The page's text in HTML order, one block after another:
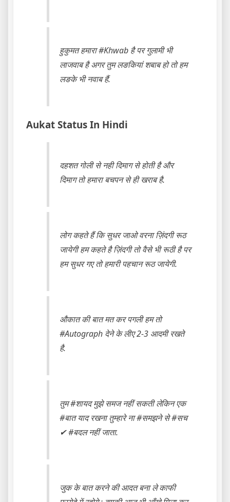
हुकुमत हमारा ‪#Khwab‬ है पर गुलामी भी
‪लाजवाब‬ है अगर तुम लङकियां ‎शबाब‬ हो तो हम
लङके भी ‪नवाब‬ हैं.
Aukat Status In Hindi
दहशत गोली से नही दिमाग से होती है और
दिमाग तो हमारा बचपन से ही खराब है.
लोग कहते हैं कि सुधर जाओ वरना ज़िंदगी रूठ
जायेगी हम कहते है ज़िंदगी तो वैसे भी रूठी है पर
हम सुधर गए तो हमारी पहचान रूठ जायेगी.
औकात की बात मत कर पगली हम तो
#Autograph देने के लीए 2-3 आदमी रखते
है.
तुम ‪#‎शायद‬ मुझे समज नहीं सकती लेकिन एक
#‎बात‬ याद रखना तुम्हारे ना ‪#‎समझने‬ से ‪#‎सच‬
✔ ‪#‎बदल‬ नहीं जाता.
जुक के बात करने की आदत बना ले काफी